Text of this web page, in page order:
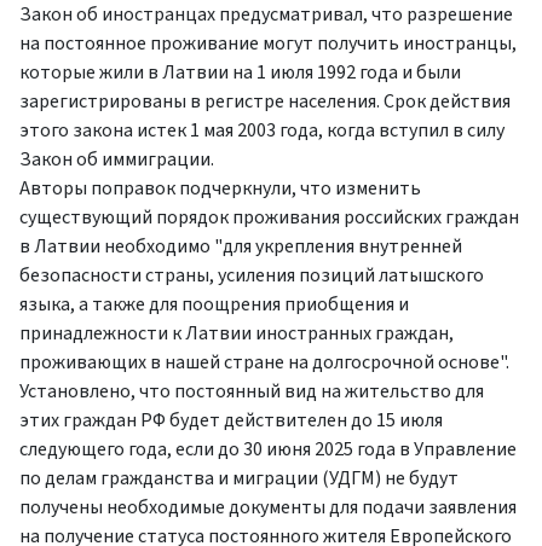
Закон об иностранцах предусматривал, что разрешение
на постоянное проживание могут получить иностранцы,
которые жили в Латвии на 1 июля 1992 года и были
зарегистрированы в регистре населения. Срок действия
этого закона истек 1 мая 2003 года, когда вступил в силу
Закон об иммиграции.
Авторы поправок подчеркнули, что изменить
существующий порядок проживания российских граждан
в Латвии необходимо "для укрепления внутренней
безопасности страны, усиления позиций латышского
языка, а также для поощрения приобщения и
принадлежности к Латвии иностранных граждан,
проживающих в нашей стране на долгосрочной основе".
Установлено, что постоянный вид на жительство для
этих граждан РФ будет действителен до 15 июля
следующего года, если до 30 июня 2025 года в Управление
по делам гражданства и миграции (УДГМ) не будут
получены необходимые документы для подачи заявления
на получение статуса постоянного жителя Европейского